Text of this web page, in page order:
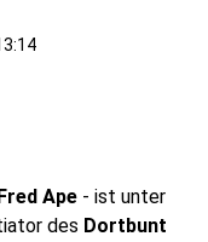
Ape - ist unter
des Dortbunt